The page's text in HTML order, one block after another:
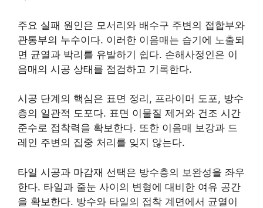
주요 실패 원인은 모서리와 배수구 주변의 접합부와
관통부의 누수이다. 이러한 이음매는 습기에 노출되
면 균열과 박리를 유발하기 쉽다. 손해사정인은 이
음매의 시공 상태를 점검하고 기록한다.
시공 단계의 핵심은 표면 정리, 프라이머 도포, 방수
층의 일관적 도포다. 표면 이물질 제거와 건조 시간
준수로 접착력을 확보한다. 또한 이음매 보강과 드
레인 주변의 집중 처리를 잊지 않는다.
타일 시공과 마감재 선택은 방수층의 보완성을 좌우
한다. 타일과 줄눈 사이의 변형에 대비한 여유 공간
을 확보한다. 방수와 타일의 접착 계면에서 균열이